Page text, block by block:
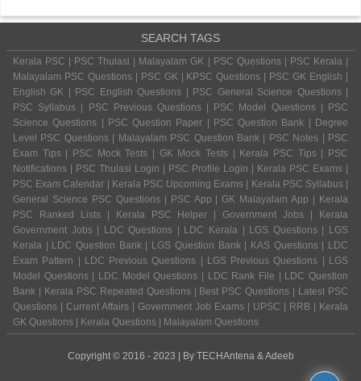
SEARCH TAGS
Kerala PSC | PSC Thulasi | Malayalam GK | PSC Questions | PSC Kerala |
Malayalam PSC Questions | PSC GK | KPSC Questions | PSC GK English |
English GK | PSC English Questions | PSC General Science Questions |
PSC Syllabus | PSC Previous Questions | PSC Model Questions | PSC
Science Questions | PSC Question Paper | PSC Question Bank | Degree
Level PSC Questions | Malayalam PSC Question Bank | PSC Notes | PSC
Exam Tips | PSC Mock Tests | GK Mock Tests | Kerala PSC Tips | PSC
Notifications | PSC Thulasi Login | PSC Profile Login | Kerala PSC Exams |
PSC Exam Calendar | Kerala PSC Upcoming Exams | Kerala PSC Syllabus |
General Science PSC Questions | PSC App | GK Malayalam App | Kerala
PSC Ranked Lists | Kerala PSC Helper | Government Jobs | Kerala
Government Jobs | LDC Questions | LDC Kerala | LGS Questions | LGS
Kerala | LDC Question Bank | LGS Question Bank | KAS Questions | LDC
Exam Pattern | LDC Previous Questions | LGS Previous Questions | LGS
Model Questions | LDC Model Questions | LDC Rank File | LDC Question
Bank | Kerala PSC Repeated Questions | Best PSC Questions | Latest PSC
Questions | Current Affairs | Government Job Exams | UPSC | RRB | Kerala
GK Questions | Kerala Questions | Malayalam Questions
Copyright © 2016 - 2023 | By TECHAntena & Adeeb